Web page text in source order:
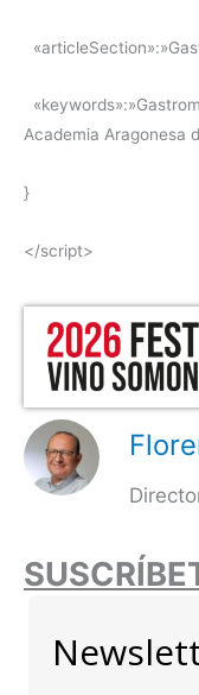
Academia Aragonesa
}
</script>